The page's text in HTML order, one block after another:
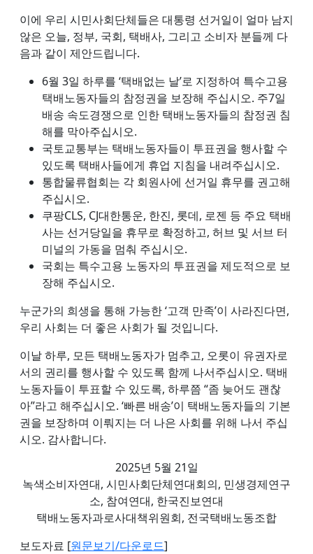
이에 우리 시민사회단체들은 대통령 선거일이 얼마 남지
않은 오늘, 정부, 국회, 택배사, 그리고 소비자 분들께 다
음과 같이 제안드립니다.
6월 3일 하루를 ‘택배없는 날’로 지정하여 특수고용
택배노동자들의 참정권을 보장해 주십시오. 주7일
배송 속도경쟁으로 인한 택배노동자들의 참정권 침
해를 막아주십시오.
국토교통부는 택배노동자들이 투표권을 행사할 수
있도록 택배사들에게 휴업 지침을 내려주십시오.
통합물류협회는 각 회원사에 선거일 휴무를 권고해
주십시오.
쿠팡CLS, CJ대한통운, 한진, 롯데, 로젠 등 주요 택배
사는 선거당일을 휴무로 확정하고, 허브 및 서브 터
미널의 가동을 멈춰 주십시오.
국회는 특수고용 노동자의 투표권을 제도적으로 보
장해 주십시오.
누군가의 희생을 통해 가능한 ‘고객 만족’이 사라진다면,
우리 사회는 더 좋은 사회가 될 것입니다.
이날 하루, 모든 택배노동자가 멈추고, 오롯이 유권자로
서의 권리를 행사할 수 있도록 함께 나서주십시오. 택배
노동자들이 투표할 수 있도록, 하루쯤 “좀 늦어도 괜찮
아”라고 해주십시오. ‘빠른 배송’이 택배노동자들의 기본
권을 보장하며 이뤄지는 더 나은 사회를 위해 나서 주십
시오. 감사합니다.
2025년 5월 21일
녹색소비자연대, 시민사회단체연대회의, 민생경제연구
소, 참여연대, 한국진보연대
택배노동자과로사대책위원회, 전국택배노동조합
보도자료 [원문보기/다운로드]